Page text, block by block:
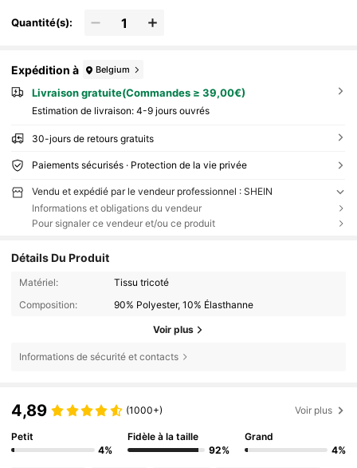
Quantité(s):
Expédition à Belgium
Livraison gratuite(Commandes ≥ 39,00€)
Estimation de livraison: 4-9 jours ouvrés
30-jours de retours gratuits
Paiements sécurisés · Protection de la vie privée
Vendu et expédié par le vendeur professionnel : SHEIN
Informations et obligations du vendeur
Pour signaler ce vendeur et/ou ce produit
Détails Du Produit
Matériel:
Tissu tricoté
Composition:
90% Polyester, 10% Élasthanne
Voir plus
Informations de sécurité et contacts
4,89 (1000+) Voir plus
Petit
4%
Fidèle à la taille
92%
Grand
4%